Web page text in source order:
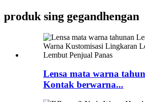
produk sing gegandhengan
Lensa mata warna
Kontak berwarna...